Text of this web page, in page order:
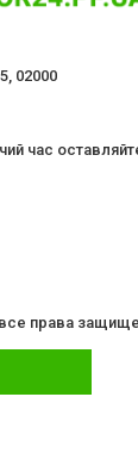
02000
час
права